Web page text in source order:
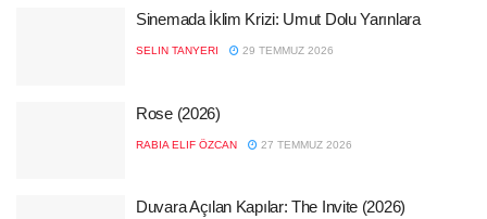
Sinemada İklim Krizi: Umut Dolu Yarınlara
SELIN TANYERI 29 TEMMUZ 2026
Rose (2026)
RABIA ELIF ÖZCAN 27 TEMMUZ 2026
Duvara Açılan Kapılar: The Invite (2026)